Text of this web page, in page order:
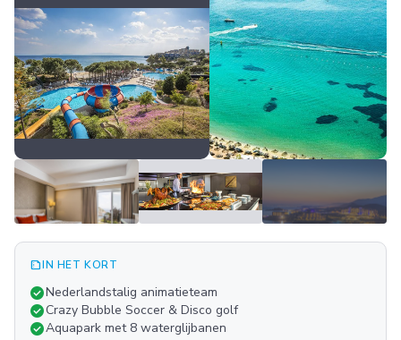
summarizeIN HET KORT
check_circleNederlandstalig animatieteam
check_circleCrazy Bubble Soccer & Disco golf
check_circleAquapark met 8 waterglijbanen